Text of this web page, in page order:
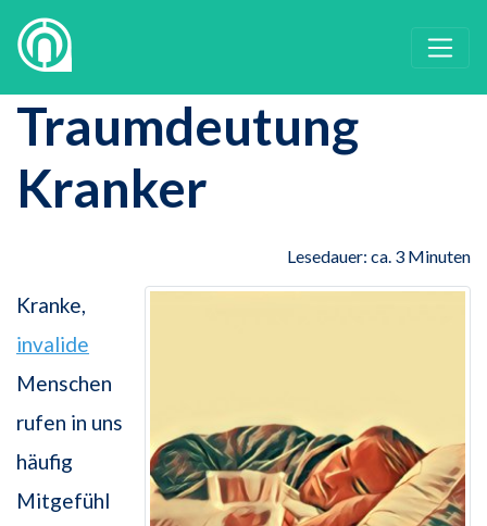
Traumdeutung
Kranker
Lesedauer: ca. 3 Minuten
Kranke,
invalide
Menschen
rufen in uns
häufig
Mitgefühl